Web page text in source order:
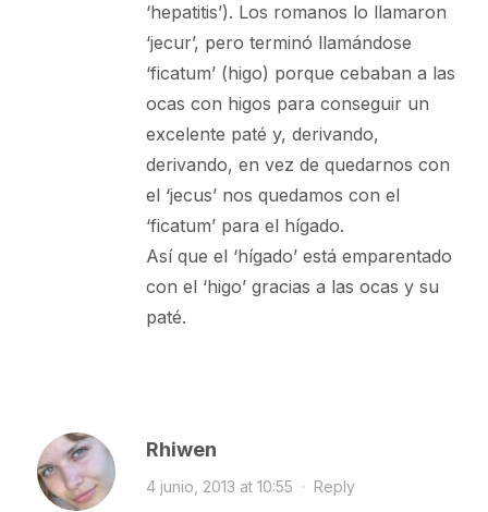
‘hepatitis’). Los romanos lo llamaron
‘jecur’, pero terminó llamándose
‘ficatum’ (higo) porque cebaban a las
ocas con higos para conseguir un
excelente paté y, derivando,
derivando, en vez de quedarnos con
el ‘jecus’ nos quedamos con el
‘ficatum’ para el hígado.
Así que el ‘hígado’ está emparentado
con el ‘higo’ gracias a las ocas y su
paté.
Rhiwen
4 junio, 2013 at 10:55 · Reply